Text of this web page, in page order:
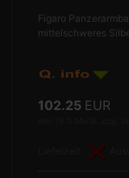
Figaro
mittelschweres
102.25 EUR